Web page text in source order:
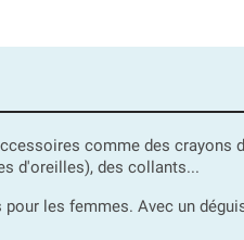
comme des crayons
d'oreilles), des collants...
les femmes. Avec un